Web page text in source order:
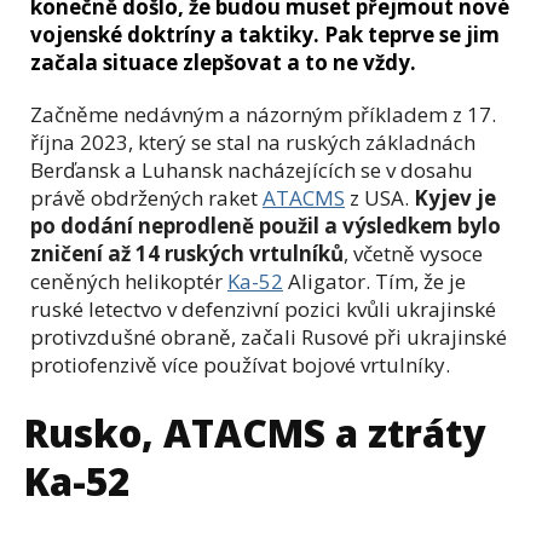
konečně došlo, že budou muset přejmout nové
vojenské doktríny a taktiky. Pak teprve se jim
začala situace zlepšovat a to ne vždy.
Začněme nedávným a názorným příkladem z 17.
října 2023, který se stal na ruských základnách
Berďansk a Luhansk nacházejících se v dosahu
právě obdržených raketATACMS z USA. Kyjev je
po dodání neprodleně použil a výsledkem bylo
zničení až 14 ruských vrtulníků, včetně vysoce
ceněných helikoptér Ka-52 Aligator. Tím, že je
ruské letectvo v defenzivní pozici kvůli ukrajinské
protivzdušné obraně, začali Rusové při ukrajinské
protiofenzivě více používat bojové vrtulníky.
Rusko, ATACMS a ztráty
Ka-52